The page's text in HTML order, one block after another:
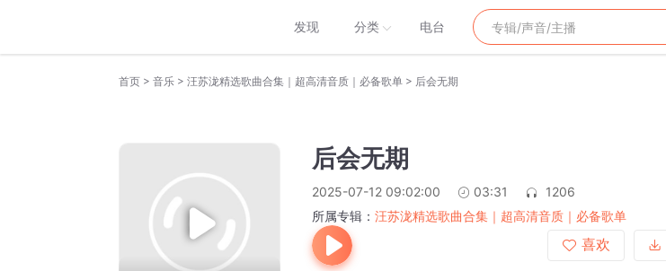
发现 分类 电台
首页 > 音乐 > 汪苏泷精选歌曲合集｜超高清音质｜必备歌单 > 后会无期
后会无期
2025-07-12 09:02:00 03:31
1206
所属专辑： 汪苏泷精选歌曲合集｜超高清音质｜必备歌单
喜欢